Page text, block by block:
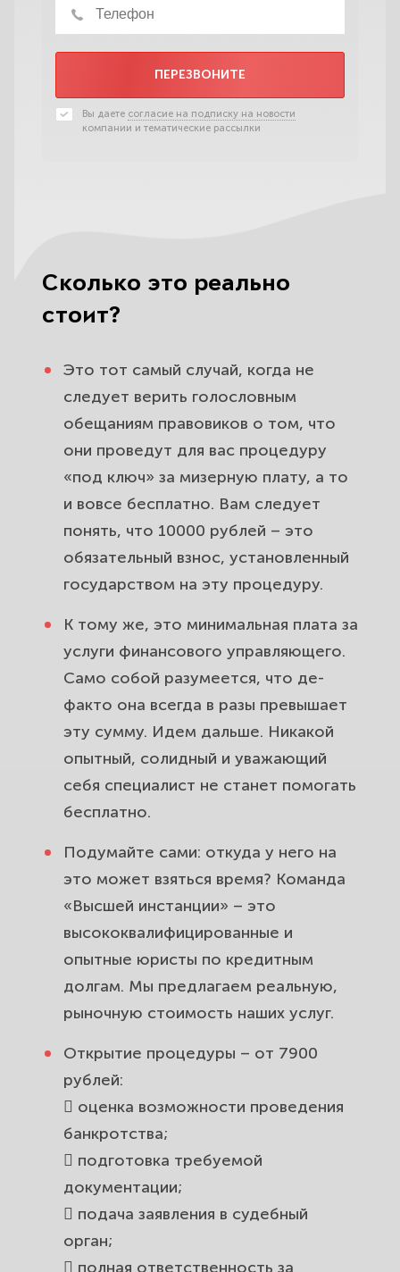
ПЕРЕЗВОНИТЕ
Вы даете согласие на подписку на новости
компании и тематические рассылки
Сколько это реально
стоит?
Это тот самый случай, когда не
следует верить голословным
обещаниям правовиков о том, что
они проведут для вас процедуру
«под ключ» за мизерную плату, а то
и вовсе бесплатно. Вам следует
понять, что 10000 рублей – это
обязательный взнос, установленный
государством на эту процедуру.
К тому же, это минимальная плата за
услуги финансового управляющего.
Само собой разумеется, что де-
факто она всегда в разы превышает
эту сумму. Идем дальше. Никакой
опытный, солидный и уважающий
себя специалист не станет помогать
бесплатно.
Подумайте сами: откуда у него на
это может взяться время? Команда
«Высшей инстанции» – это
высококвалифицированные и
опытные юристы по кредитным
долгам. Мы предлагаем реальную,
рыночную стоимость наших услуг.
Открытие процедуры – от 7900
рублей:
 оценка возможности проведения
банкротства;
 подготовка требуемой
документации;
 подача заявления в судебный
орган;
 полная ответственность за